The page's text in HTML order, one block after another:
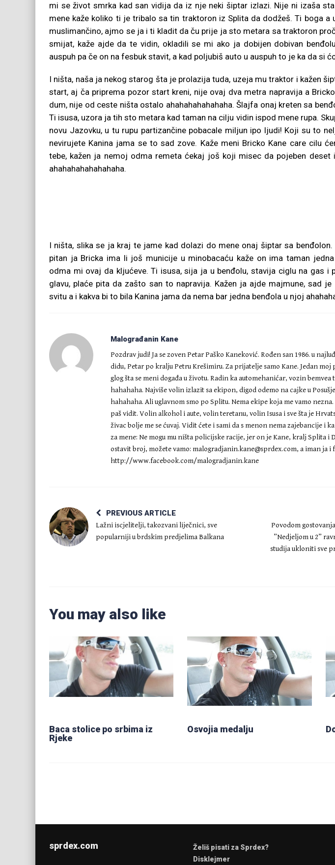
mi se život smrka kad san vidija da iz nje neki šiptar izlazi. Nije ni izaša
mene kaže koliko ti je tribalo sa tin traktoron iz Splita da dodžeš. Ti boga a
muslimančino, ajmo se ja i ti kladit da ču prije ja sto metara sa traktoron
smijat, kaže ajde da te vidin, okladili se mi ako ja dobijen dobivan
auspuh pa če on na fesbuk stavit, a kad poljubiš auto u auspuh to je ka da si
I ništa, naša ja nekog starog šta je prolazija tuda, uzeja mu traktor i kažen
start, aj ča priprema pozor start kreni, nije ovaj dva metra napravija a
dum, nije od ceste ništa ostalo ahahahahahahaha. Šlajfa onaj kreten sa
Ti isusa, uzora ja tih sto metara kad taman na cilju vidin ispod mene rupa.
novu Jazovku, u tu rupu partizančine pobacale miljun ipo ljudi! Koji su to
nevirujete Kanina jama se to sad zove. Kaže meni Bricko Kane care cilu
tebe, kažen ja nemoj odma remeta ćekaj još koji misec da pojeben deset
ahahahahahahahaha.
I ništa, slika se ja kraj te jame kad dolazi do mene onaj šiptar sa
pitan ja Bricka ima li još municije u minobacaću kaže on ima taman jedna
odma mi ovaj da kljućeve. Ti isusa, sija ja u benđolu, stavija ciglu na gas i
glavu, plaće pita da zašto san to napravija. Kažen ja ajde majmune, sad
svitu a i kakva bi to bila Kanina jama da nema bar jedna benđola u njoj
Malograđanin Kane
Pozdrav judi! Ja se zoven Petar Paško Kaneković. Rođen san 1986. u
didu, Petar po kralju Petru Krešimiru. Za prijatelje samo Kane. Jedan moj
glog šta se meni događa u životu. Radin ka automehanićar, vozin
hahahaha. Najviše volin izlazit sa ekipon, digod odemo na cajke u
hahahaha. Ali uglavnom smo po Splitu. Nema ekipe koja me vamo
paš vidit. Volin alkohol i aute, volin teretanu, volin Isusa i sve šta je
živac bolje me se ćuvaj. Vidit ćete i sami da s menon nema zajebancije i
za mene: Ne mogu mu ništa policijske racije, jer on je Kane, kralj Splita i
ostavit broj, možete vamo: malogradjanin.kane@sprdex.com, a iman ja i
http://www.facebook.com/malogradjanin.kane
PREVIOUS ARTICLE
Lažni iscjelitelji, takozvani liječnici, sve
popularniji u brdskim predjelima Balkana
Povodom
”Nedjeljom u 2”
studija ukloniti sve
You may also like
Baca stolice po srbima iz
Rjeke
Osvojia medalju
sprdex.com
Želiš pisati za Sprdex?
Disklejmer